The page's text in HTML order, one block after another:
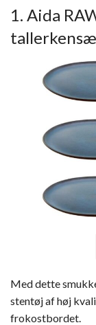
1. Aida
Med dette
stentøj af høj
frokostbordet.